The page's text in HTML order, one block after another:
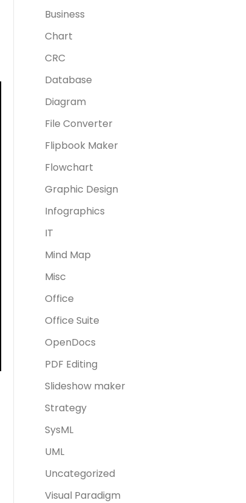
Business
Chart
CRC
Database
Diagram
File Converter
Flipbook Maker
Flowchart
Graphic Design
Infographics
IT
Mind Map
Misc
Office
Office Suite
OpenDocs
PDF Editing
Slideshow maker
Strategy
SysML
UML
Uncategorized
Visual Paradigm